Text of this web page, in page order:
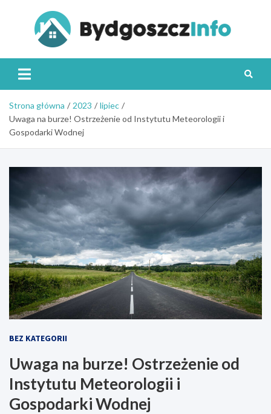
Strona główna 2023
lipiec
Uwaga na burze! Ostrzeżenie od Instytutu Meteorologii i
Gospodarki Wodnej
BEZ KATEGORII
Uwaga na burze! Ostrzeżenie od
Instytutu Meteorologii i
Gospodarki Wodnej